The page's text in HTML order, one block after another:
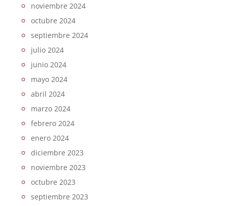
noviembre 2024
octubre 2024
septiembre 2024
julio 2024
junio 2024
mayo 2024
abril 2024
marzo 2024
febrero 2024
enero 2024
diciembre 2023
noviembre 2023
octubre 2023
septiembre 2023